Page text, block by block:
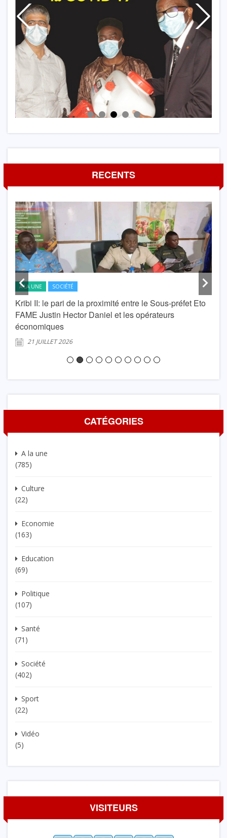
RECENTS
A LA UNE SOCIÉTÉ
Kribi II: le pari de la proximité entre le Sous-préfet Eto
FAME Justin Hector Daniel et les opérateurs
économiques
21 JUILLET 2026
CATÉGORIES
A la une
(785)
Culture
(22)
Economie
(163)
Education
(69)
Politique
(107)
Santé
(71)
Société
(402)
Sport
(22)
Vidéo
(5)
VISITEURS